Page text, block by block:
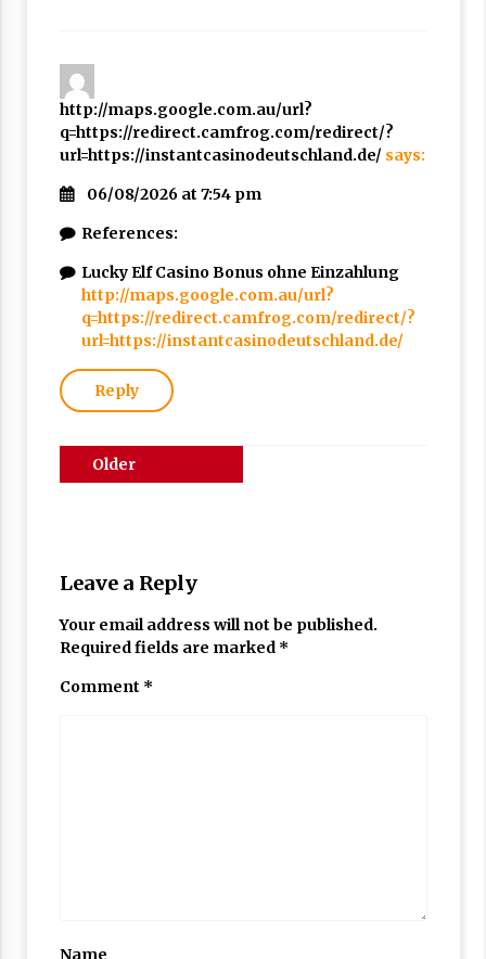
http://maps.google.com.au/url?
q=https://redirect.camfrog.com/redirect/?
url=https://instantcasinodeutschland.de/ says:
06/08/2026 at 7:54 pm
References:
Lucky Elf Casino Bonus ohne Einzahlung
http://maps.google.com.au/url?
q=https://redirect.camfrog.com/redirect/?
url=https://instantcasinodeutschland.de/
Reply
Comments
Older
Leave a Reply
Your email address will not be published.
Required fields are marked *
Comment *
Name